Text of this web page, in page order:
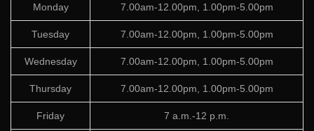
Monday 7.00am-12.00pm, 1.00pm-5.00pm
Tuesday 7.00am-12.00pm, 1.00pm-5.00pm
Wednesday 7.00am-12.00pm, 1.00pm-5.00pm
Thursday 7.00am-12.00pm, 1.00pm-5.00pm
Friday 7 a.m.-12 p.m.